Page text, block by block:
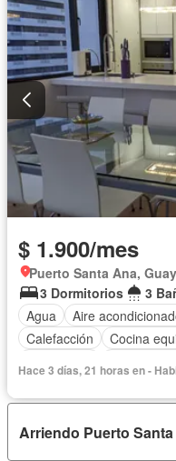
Garita de guardianía
Gimnasio
Piscina
Sin amoblar
$ 1.900/mes
Puerto Santa Ana,
3 Dormitorios
3
Agua
Aire
Calefacción
Cocina
Completamente
Hace 3 días, 21 horas en -
Arriendo Puerto